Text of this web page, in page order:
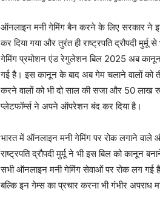
ऑनलाइन मनी गेमिंग बैन करने के लिए सरकार ने
कर दिया गया और तुरंत ही राष्ट्रपति द्रौपदी
गेमिंग प्रमोशन एंड रेगुलेशन बिल 2025 अब
गई है। इस कानून के बाद अब गेम चलाने वालों
करने वालों को भी दो साल की सजा और 50 लाख
प्लेटफॉर्म्स ने अपने ऑपरेशन बंद कर दिया है।
भारत में ऑनलाइन मनी गेमिंग पर रोक लगाने
राष्ट्रपति द्रौपदी मुर्मू ने भी इस बिल को कानून
सभी ऑनलाइन मनी गेमिंग सेवाओं पर रोक लग गई
बल्कि इन गेम्स का प्रचार करना भी गंभीर अपराध